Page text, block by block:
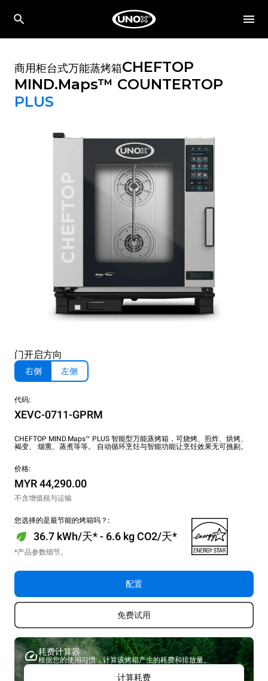
商用柜台式万能蒸烤箱CHEFTOP
MIND.Maps™ COUNTERTOP
PLUS
门开启方向
右侧 左侧
代码:
XEVC-0711-GPRM
CHEFTOP MIND.Maps™ PLUS 智能型万能蒸烤箱，可烧烤、煎炸、烘烤、
褐变、 烟熏、蒸煮等等。 自动循环烹饪与智能功能让烹饪效果无可挑剔。
价格:
MYR 44,290.00
不含增值税与运输
您选择的是最节能的烤箱吗？:
36.7 kWh/天* - 6.6 kg CO2/天*
*产品参数细节。
配置
免费试用
耗费计算器
根据您的使用习惯，计算该烤箱产生的耗费和排放量。
计算耗费